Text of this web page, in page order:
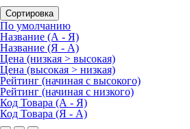
Сортировка
По умолчанию
Название (А - Я)
Название (Я - А)
Цена (низкая > высокая)
Цена (высокая > низкая)
Рейтинг (начиная с высокого)
Рейтинг (начиная с низкого)
Код Товара (А - Я)
Код Товара (Я - А)